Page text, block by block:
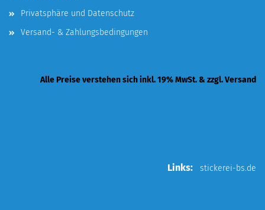
Privatsphäre und Datenschutz
Versand- & Zahlungsbedingungen
Alle Preise verstehen sich inkl. 19% MwSt. & zzgl. Versand
Links: stickerei-bs.de